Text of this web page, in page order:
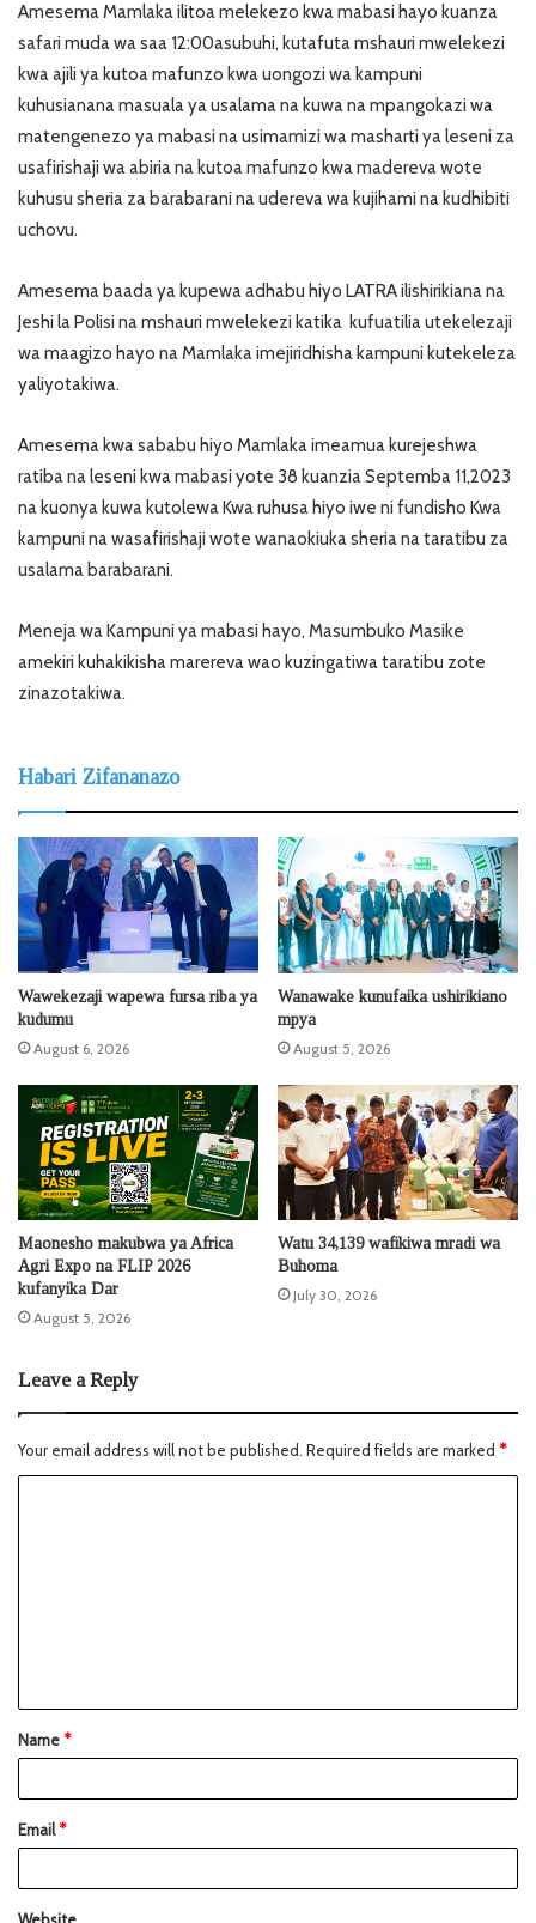
Amesema Mamlaka ilitoa melekezo kwa mabasi hayo kuanza
safari muda wa saa 12:00asubuhi, kutafuta mshauri mwelekezi
kwa ajili ya kutoa mafunzo kwa uongozi wa kampuni
kuhusianana masuala ya usalama na kuwa na mpangokazi wa
matengenezo ya mabasi na usimamizi wa masharti ya leseni za
usafirishaji wa abiria na kutoa mafunzo kwa madereva wote
kuhusu sheria za barabarani na udereva wa kujihami na kudhibiti
uchovu.
Amesema baada ya kupewa adhabu hiyo LATRA ilishirikiana na
Jeshi la Polisi na mshauri mwelekezi katika kufuatilia utekelezaji
wa maagizo hayo na Mamlaka imejiridhisha kampuni kutekeleza
yaliyotakiwa.
Amesema kwa sababu hiyo Mamlaka imeamua kurejeshwa
ratiba na leseni kwa mabasi yote 38 kuanzia Septemba 11,2023
na kuonya kuwa kutolewa Kwa ruhusa hiyo iwe ni fundisho Kwa
kampuni na wasafirishaji wote wanaokiuka sheria na taratibu za
usalama barabarani.
Meneja wa Kampuni ya mabasi hayo, Masumbuko Masike
amekiri kuhakikisha marereva wao kuzingatiwa taratibu zote
zinazotakiwa.
Habari Zifananazo
Wawekezaji wapewa fursa riba ya
kudumu
August 6, 2026
Wanawake kunufaika ushirikiano
mpya
August 5, 2026
Maonesho makubwa ya Africa
Agri Expo na FLIP 2026
kufanyika Dar
August 5, 2026
Watu 34,139 wafikiwa mradi wa
Buhoma
July 30, 2026
Leave a Reply
Your email address will not be published. Required fields are marked *
Name*
Email*